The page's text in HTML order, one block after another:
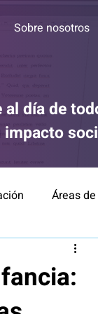
Sobre nosotros
día de
Áreas
y Responsabilidad
y medios de